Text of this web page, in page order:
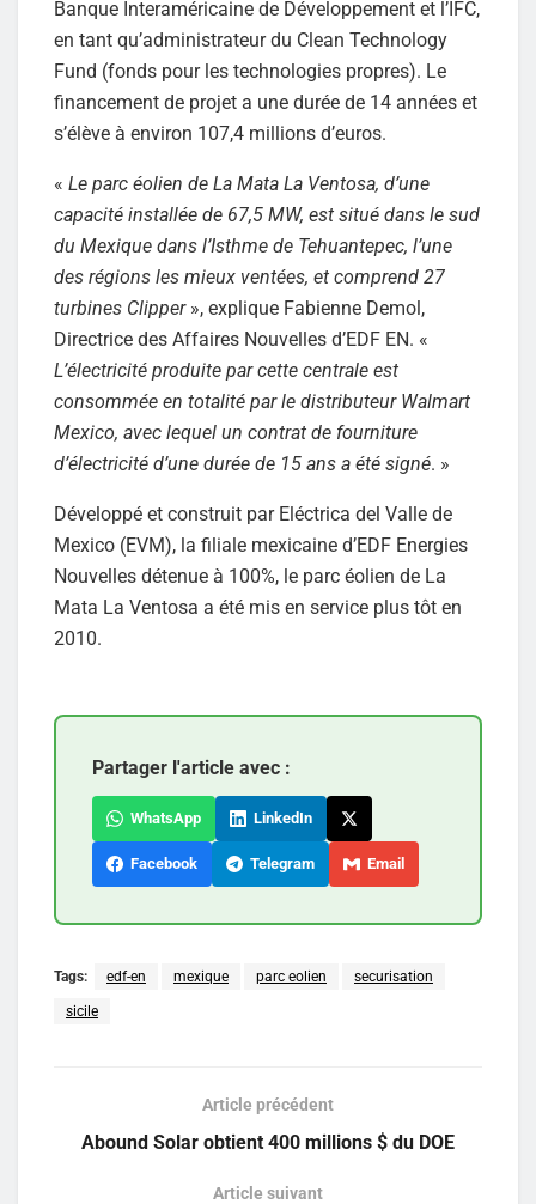
Banque Interaméricaine de Développement et l’IFC,
en tant qu’administrateur du Clean Technology
Fund (fonds pour les technologies propres). Le
financement de projet a une durée de 14 années et
s’élève à environ 107,4 millions d’euros.
« Le parc éolien de La Mata La Ventosa, d’une
capacité installée de 67,5 MW, est situé dans le sud
du Mexique dans l’Isthme de Tehuantepec, l’une
des régions les mieux ventées, et comprend 27
turbines Clipper », explique Fabienne Demol,
Directrice des Affaires Nouvelles d’EDF EN. «
L’électricité produite par cette centrale est
consommée en totalité par le distributeur Walmart
Mexico, avec lequel un contrat de fourniture
d’électricité d’une durée de 15 ans a été signé. »
Développé et construit par Eléctrica del Valle de
Mexico (EVM), la filiale mexicaine d’EDF Energies
Nouvelles détenue à 100%, le parc éolien de La
Mata La Ventosa a été mis en service plus tôt en
2010.
Partager l'article avec :
WhatsApp LinkedIn
Facebook Telegram Email
Tags: edf-en mexique parc eolien securisation
sicile
Article précédent
Abound Solar obtient 400 millions $ du DOE
Article suivant